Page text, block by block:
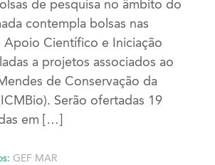
de pesquisa no âmbito do
contempla bolsas nas
Apoio Científico e Iniciação
a projetos associados ao
de Conservação da
Serão ofertadas 19
em […]
GEF MAR